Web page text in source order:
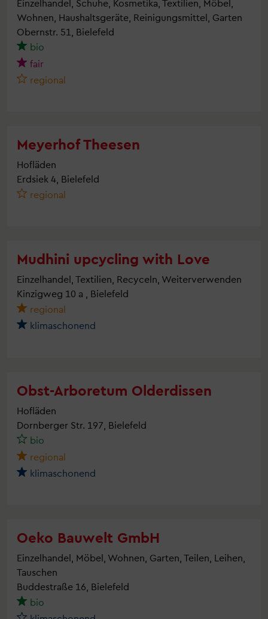
Einzelhandel, Schuhe, Kosmetika, Textilien, Möbel,
Wohnen, Haushaltsgeräte, Reinigungsmittel, Garten
Obernstr. 51, Bielefeld
bio
fair
regional
Meyerhof Theesen
Hofläden
Erdsiek 4, Bielefeld
regional
Mudhini upcycling with Love
Einzelhandel, Textilien, Recyceln, Weiterverwenden
Kinzigweg 10 a , Bielefeld
regional
klimaschonend
Obst-Arboretum Olderdissen
Hofläden
Dornberger Str. 197, Bielefeld
bio
regional
klimaschonend
Oeko Bauwelt GmbH
Einzelhandel, Möbel, Wohnen, Garten, Teilen, Leihen,
Tauschen
Buddestraße 16, Bielefeld
bio